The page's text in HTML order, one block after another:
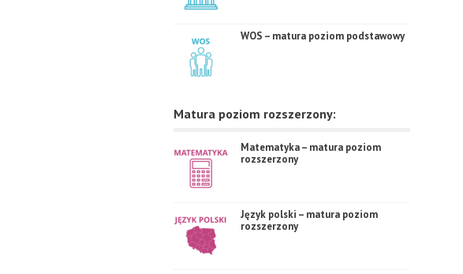
WOS – matura poziom podstawowy
Matura poziom rozszerzony:
Matematyka – matura poziom
rozszerzony
Język polski – matura poziom
rozszerzony